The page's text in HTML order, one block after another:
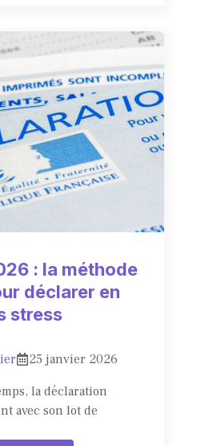
: la méthode
déclarer en
stress
25 janvier 2026
la déclaration
avec son lot de